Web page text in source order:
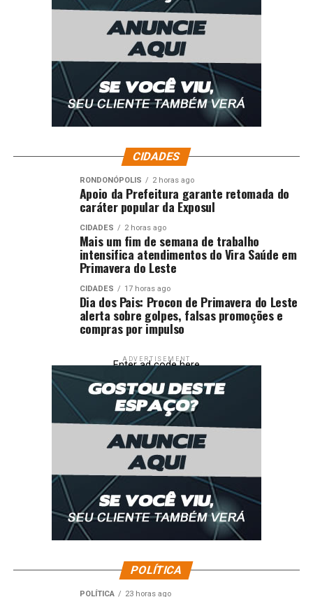
CIDADES
RONDONÓPOLIS 2 horas ago
Apoio da Prefeitura garante retomada do
caráter popular da Exposul
CIDADES 2 horas ago
Mais um fim de semana de trabalho
intensifica atendimentos do Vira Saúde em
Primavera do Leste
CIDADES 17 horas ago
Dia dos Pais: Procon de Primavera do Leste
alerta sobre golpes, falsas promoções e
compras por impulso
ADVERTISEMENT
Enter ad code here
POLÍTICA
POLÍTICA 23 horas ago